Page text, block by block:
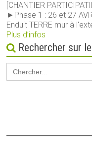
[CHANTIER
►Phase 1 : 26 et 27
Enduit TERRE mur à
Plus d’infos
Rechercher sur
Search
for: